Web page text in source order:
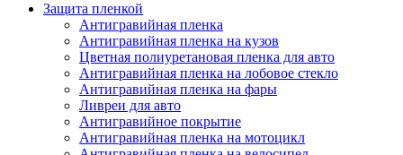
Защита пленкой
Антигравийная пленка
Антигравийная пленка на кузов
Цветная полиуретановая пленка для авто
Антигравийная пленка на лобовое стекло
Антигравийная пленка на фары
Ливреи для авто
Антигравийное покрытие
Антигравийная пленка на мотоцикл